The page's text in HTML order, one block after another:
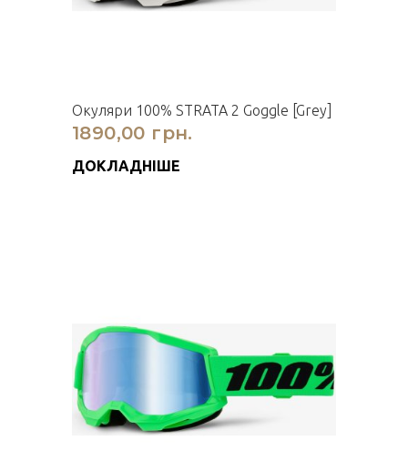
Окуляри 100% STRATA 2 Goggle [Grey]
1890,00 грн.
ДОКЛАДНІШЕ